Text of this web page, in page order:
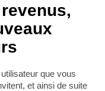
que vous
et ainsi de suite